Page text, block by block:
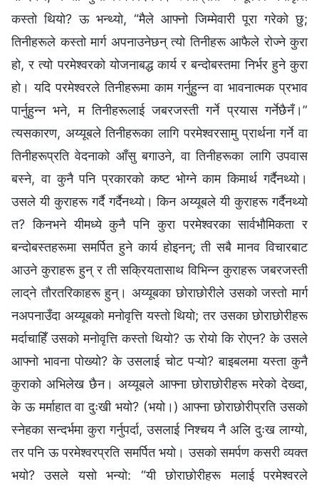
कस्तो थियो? ऊ भन्थ्यो, “मैले आफ्‍नो जिम्‍मेवारी पूरा गरेको छु;
तिनीहरूले कस्तो मार्ग अपनाउनेछन् त्यो तिनीहरू आफैले रोज्‍ने कुरा
हो, र त्यो परमेश्‍वरको योजनाबद्ध कार्य र बन्दोबस्तमा निर्भर हुने कुरा
हो। यदि परमेश्‍वरले तिनीहरूमा काम गर्नुहुन्‍न वा भावनात्मक प्रभाव
पार्नुहुन्‍न भने, म तिनीहरूलाई जबरजस्ती गर्ने प्रयास गर्नेछैनँ।”
त्यसकारण, अय्यूबले तिनीहरूका लागि परमेश्‍वरसामु प्रार्थना गर्ने वा
तिनीहरूप्रति वेदनाको आँसु बगाउने, वा तिनीहरूका लागि उपवास
बस्‍ने, वा कुनै पनि प्रकारको कष्ट भोग्‍ने काम किमार्थ गर्दैनथ्यो।
उसले यी कुराहरू गर्दै गर्दैनथ्यो। किन अय्यूबले यी कुराहरू गर्दैनथ्यो
त? किनभने यीमध्ये कुनै पनि कुरा परमेश्‍वरका सार्वभौमिकता र
बन्दोबस्तहरूमा समर्पित हुने कार्य होइनन्; ती सबै मानव विचारबाट
आउने कुराहरू हुन् र ती सक्रियतासाथ विभिन्‍न कुराहरू जबरजस्ती
लाद्‌ने तौरतरिकाहरू हुन्। अय्यूबका छोराछोरीले उसको जस्तो मार्ग
नअपनाउँदा अय्यूबको मनोवृत्ति यस्तो थियो; तर उसका छोराछोरीहरू
मर्दाचाहिँ उसको मनोवृत्ति कस्तो थियो? ऊ रोयो कि रोएन? के उसले
आफ्नो भावना पोख्यो? के उसलाई चोट पऱ्यो? बाइबलमा यस्ता कुनै
कुराको अभिलेख छैन। अय्यूबले आफ्ना छोराछोरीहरू मरेको देख्दा,
के ऊ मर्माहात वा दुःखी भयो? (भयो।) आफ्ना छोराछोरीप्रति उसको
स्नेहका सन्दर्भमा कुरा गर्नुपर्दा, उसलाई निश्‍चय नै अलि दुःख लाग्यो,
तर पनि ऊ परमेश्‍वरप्रति समर्पित भयो। उसको समर्पण कसरी व्यक्त
भयो? उसले यसो भन्यो: “यी छोराछोरीहरू मलाई परमेश्‍वरले